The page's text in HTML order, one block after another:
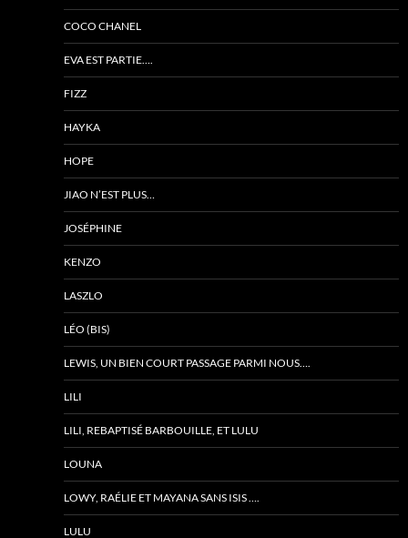
COCO CHANEL
EVA EST PARTIE….
FIZZ
HAYKA
HOPE
JIAO N’EST PLUS…
JOSÉPHINE
KENZO
LASZLO
LÉO (BIS)
LEWIS, UN BIEN COURT PASSAGE PARMI NOUS….
LILI
LILI, REBAPTISÉ BARBOUILLE, ET LULU
LOUNA
LOWY, RAÉLIE ET MAYANA SANS ISIS ….
LULU